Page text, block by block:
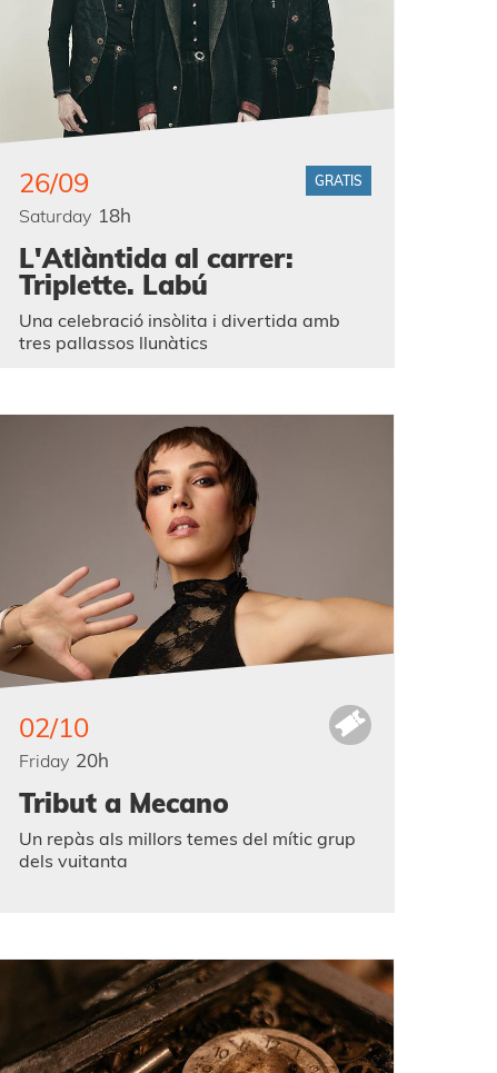
GRATIS
26/09
Saturday 18h
L'Atlàntida al carrer:
Triplette. Labú
Una celebració insòlita i divertida amb
tres pallassos llunàtics
02/10
Friday 20h
Tribut a Mecano
Un repàs als millors temes del mític grup
dels vuitanta